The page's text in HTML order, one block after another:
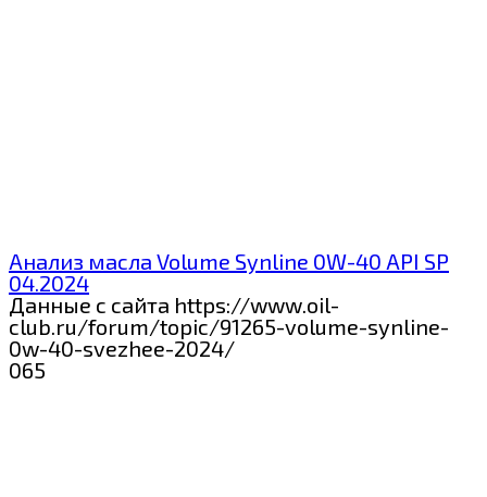
Анализ масла Volume Synline 0W-40 API SP
04.2024
Данные с сайта https://www.oil-
club.ru/forum/topic/91265-volume-synline-
0w-40-svezhee-2024/
065